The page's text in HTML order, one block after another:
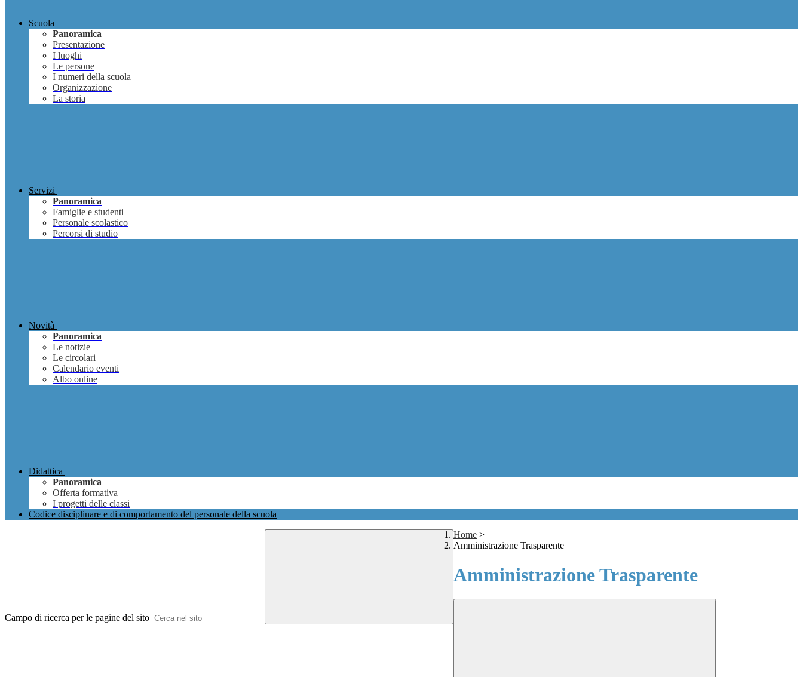
Scuola
Panoramica
Presentazione
I luoghi
Le persone
I numeri della scuola
Organizzazione
La storia
Servizi
Panoramica
Famiglie e studenti
Personale scolastico
Percorsi di studio
Novità
Panoramica
Le notizie
Le circolari
Calendario eventi
Albo online
Didattica
Panoramica
Offerta formativa
I progetti delle classi
Codice disciplinare e di comportamento del personale della scuola
Campo di ricerca per le pagine del sito
Home >
Amministrazione Trasparente
Amministrazione Trasparente